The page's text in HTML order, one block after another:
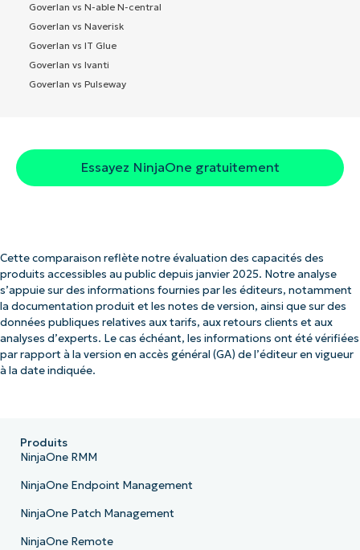
Goverlan vs N-able N-central
Goverlan vs Naverisk
Goverlan vs IT Glue
Goverlan vs Ivanti
Goverlan vs Pulseway
Essayez NinjaOne gratuitement
Cette comparaison reflète notre évaluation des capacités des
produits accessibles au public depuis janvier 2025. Notre analyse
s’appuie sur des informations fournies par les éditeurs, notamment
la documentation produit et les notes de version, ainsi que sur des
données publiques relatives aux tarifs, aux retours clients et aux
analyses d’experts. Le cas échéant, les informations ont été vérifiées
par rapport à la version en accès général (GA) de l’éditeur en vigueur
à la date indiquée.
Produits
NinjaOne RMM
NinjaOne Endpoint Management
NinjaOne Patch Management
NinjaOne Remote